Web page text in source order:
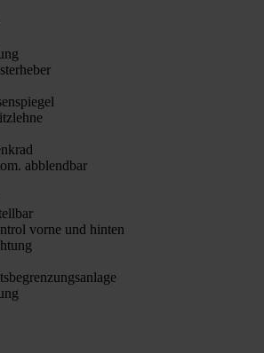
abblendbar
vorne und hinten